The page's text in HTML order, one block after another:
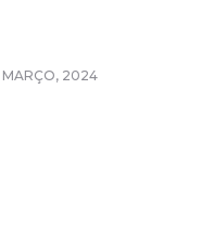
MARÇO, 2024